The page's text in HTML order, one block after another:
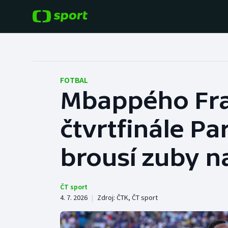
Hokej
Tenis
Atletika
Baseball a softbal
Basketbal
Biatlon
FOTBAL
Mbappého
čtvrtfinále
brousí zuby
ČT sport
4. 7. 2026 | Zdroj: ČTK, ČT sport